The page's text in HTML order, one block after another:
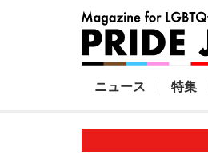
ニュース 特集